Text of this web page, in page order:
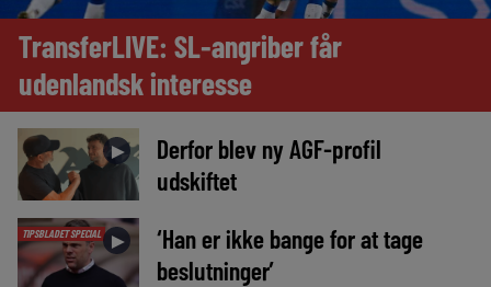
TransferLIVE: SL-angriber får
udenlandsk interesse
►
Derfor blev ny AGF-profil
udskiftet
TIPSBLADET SPECIAL ►
‘Han er ikke bange for at tage
beslutninger’